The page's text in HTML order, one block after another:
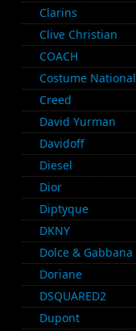
Clarins
Clive Christian
COACH
Costume National
Creed
David Yurman
Davidoff
Diesel
Dior
Diptyque
DKNY
Dolce & Gabbana
Doriane
DSQUARED2
Dupont